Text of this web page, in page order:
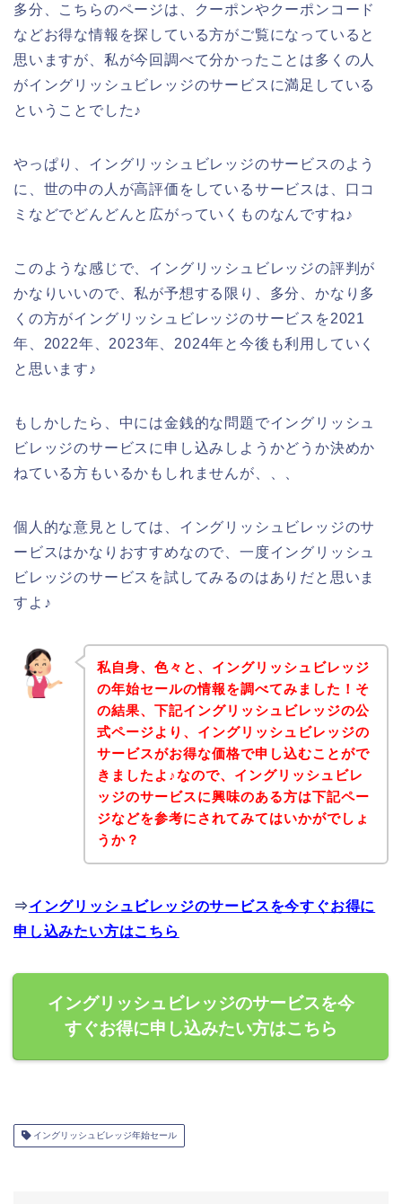
多分、こちらのページは、クーポンやクーポンコード
などお得な情報を探している方がご覧になっていると
思いますが、私が今回調べて分かったことは多くの人
がイングリッシュビレッジのサービスに満足している
ということでした♪
やっぱり、イングリッシュビレッジのサービスのよう
に、世の中の人が高評価をしているサービスは、口コ
ミなどでどんどんと広がっていくものなんですね♪
このような感じで、イングリッシュビレッジの評判が
かなりいいので、私が予想する限り、多分、かなり多
くの方がイングリッシュビレッジのサービスを2021
年、2022年、2023年、2024年と今後も利用していく
と思います♪
もしかしたら、中には金銭的な問題でイングリッシュ
ビレッジのサービスに申し込みしようかどうか決めか
ねている方もいるかもしれませんが、、、
個人的な意見としては、イングリッシュビレッジのサ
ービスはかなりおすすめなので、一度イングリッシュ
ビレッジのサービスを試してみるのはありだと思いま
すよ♪
私自身、色々と、イングリッシュビレッジ
の年始セールの情報を調べてみました！そ
の結果、下記イングリッシュビレッジの公
式ページより、イングリッシュビレッジの
サービスがお得な価格で申し込むことがで
きましたよ♪なので、イングリッシュビレ
ッジのサービスに興味のある方は下記ペー
ジなどを参考にされてみてはいかがでしょ
うか？
⇒イングリッシュビレッジのサービスを今すぐお得に
申し込みたい方はこちら
イングリッシュビレッジのサービスを今
すぐお得に申し込みたい方はこちら
イングリッシュビレッジ年始セール